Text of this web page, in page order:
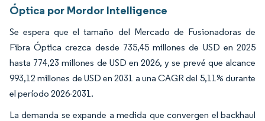
Óptica por Mordor Intelligence
Se espera que el tamaño del Mercado de Fusionadoras de
Fibra Óptica crezca desde 735,45 millones de USD en 2025
hasta 774,23 millones de USD en 2026, y se prevé que alcance
993,12 millones de USD en 2031 a una CAGR del 5,11% durante
el período 2026-2031.
La demanda se expande a medida que convergen el backhaul